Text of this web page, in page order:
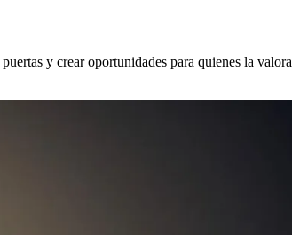
y crear oportunidades para quienes la